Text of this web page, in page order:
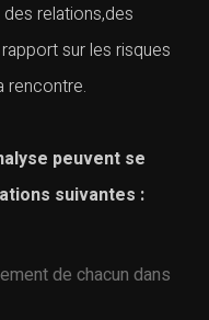
relations,des
sur les risques
rencontre.
peuvent se
suivantes :
de chacun dans